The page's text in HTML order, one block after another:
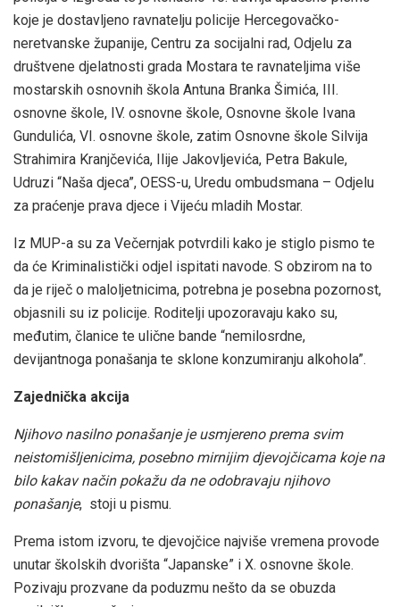
koje je dostavljeno ravnatelju policije Hercegovačko-
neretvanske županije, Centru za socijalni rad, Odjelu za
društvene djelatnosti grada Mostara te ravnateljima više
mostarskih osnovnih škola Antuna Branka Šimića, III.
osnovne škole, IV. osnovne škole, Osnovne škole Ivana
Gundulića, VI. osnovne škole, zatim Osnovne škole Silvija
Strahimira Kranjčevića, Ilije Jakovljevića, Petra Bakule,
Udruzi “Naša djeca”, OESS-u, Uredu ombudsmana – Odjelu
za praćenje prava djece i Vijeću mladih Mostar.
Iz MUP-a su za Večernjak potvrdili kako je stiglo pismo te
da će Kriminalistički odjel ispitati navode. S obzirom na to
da je riječ o maloljetnicima, potrebna je posebna pozornost,
objasnili su iz policije. Roditelji upozoravaju kako su,
međutim, članice te ulične bande “nemilosrdne,
devijantnoga ponašanja te sklone konzumiranju alkohola”.
Zajednička akcija
Njihovo nasilno ponašanje je usmjereno prema svim
neistomišljenicima, posebno mirnijim djevojčicama koje na
bilo kakav način pokažu da ne odobravaju njihovo
ponašanje, stoji u pismu.
Prema istom izvoru, te djevojčice najviše vremena provode
unutar školskih dvorišta “Japanske” i X. osnovne škole.
Pozivaju prozvane da poduzmu nešto da se obuzda